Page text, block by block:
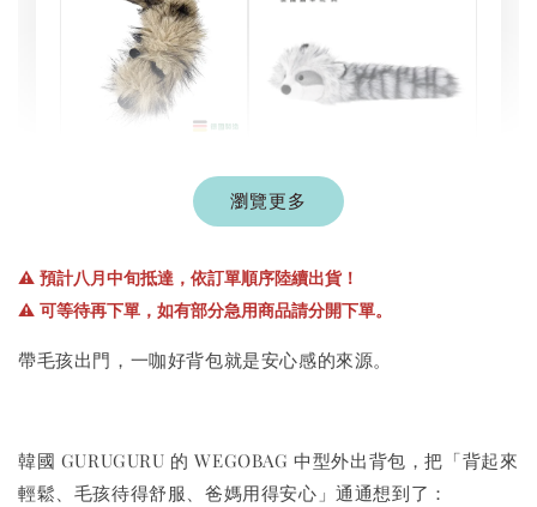
Aumüller 奧咪樂
｜貓草纈草根玩具
NT$ 289 TWD
NT$ 300 TWD
- +
德國 Aumüller 奧咪樂
玩具
NT$ 289 TWD
NT$ 300 TWD
瀏覽更多
⚠️ 預計八月中旬抵達，依訂單順序陸續出貨！
⚠️ 可等待再下單，如有部分急用商品請分開下單。
帶毛孩出門，一咖好背包就是安心感的來源。
韓國 GURUGURU 的 WEGOBAG 中型外出背包，把「背起來
輕鬆、毛孩待得舒服、爸媽用得安心」通通想到了：